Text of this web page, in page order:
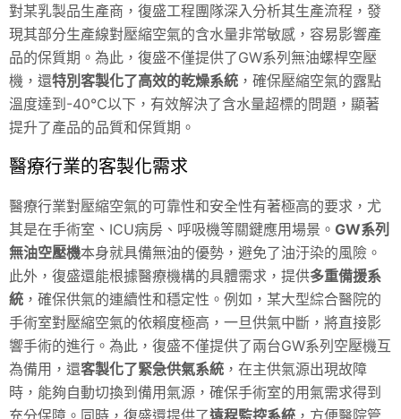
對某乳製品生產商，復盛工程團隊深入分析其生產流程，發
現其部分生產線對壓縮空氣的含水量非常敏感，容易影響產
品的保質期。為此，復盛不僅提供了GW系列無油螺桿空壓
機，還特別客製化了高效的乾燥系統 ，確保壓縮空氣的露點
溫度達到-40℃以下，有效解決了含水量超標的問題，顯著
提升了產品的品質和保質期。
醫療行業的客製化需求
醫療行業對壓縮空氣的可靠性和安全性有著極高的要求，尤
其是在手術室、ICU病房、呼吸機等關鍵應用場景。 GW系列
無油空壓機本身就具備無油的優勢，避免了油汙染的風險。
此外，復盛還能根據醫療機構的具體需求，提供多重備援系
統 ，確保供氣的連續性和穩定性。例如，某大型綜合醫院的
手術室對壓縮空氣的依賴度極高，一旦供氣中斷，將直接影
響手術的進行。為此，復盛不僅提供了兩台GW系列空壓機互
為備用，還客製化了緊急供氣系統 ，在主供氣源出現故障
時，能夠自動切換到備用氣源，確保手術室的用氣需求得到
充分保障。同時，復盛還提供了遠程監控系統 ，方便醫院管